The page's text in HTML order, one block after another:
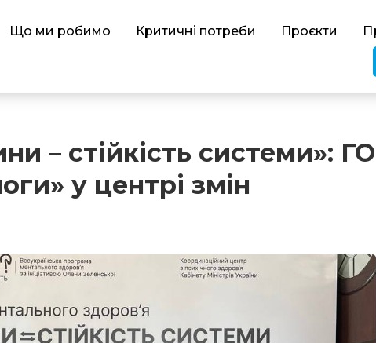
Що ми робимо Критичні потреби Проєкти
– стійкість системи»: ГО
у центрі змін